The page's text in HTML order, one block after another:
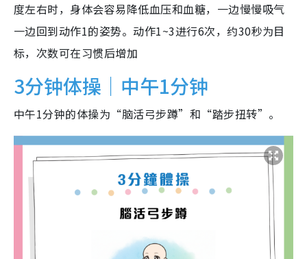
度左右时，身体会容易降低血压和血糖，一边慢慢吸气
一边回到动作1的姿势。动作1~3进行6次，约30秒为目
标，次数可在习惯后增加
3分钟体操｜中午1分钟
中午1分钟的体操为“脑活弓步蹲”和“踏步扭转”。